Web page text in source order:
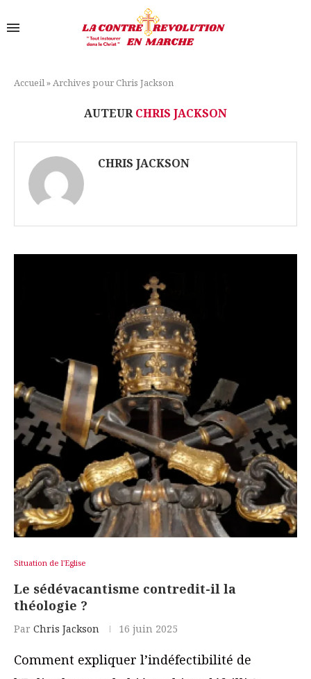
Accueil»Archives pour Chris Jackson
AUTEURCHRIS JACKSON
CHRIS JACKSON
Situation de l'Eglise
Le sédévacantisme contredit-il la
théologie ?
Par Chris Jackson 16 juin 2025
Comment expliquer l’indéfectibilité de